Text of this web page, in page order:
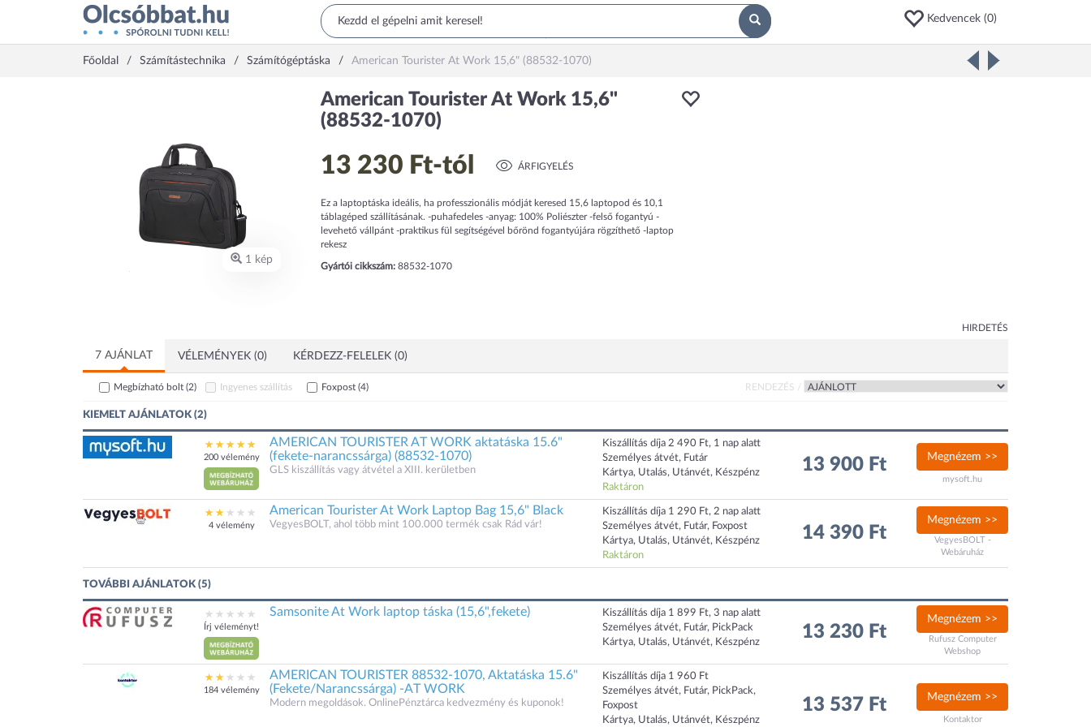
Kedvencek (0)
Főoldal Számítástechnika Számítógéptáska American Tourister At Work 15,6" (88532-1070)
1 kép
American Tourister At Work 15,6"
(88532-1070)
13 230 Ft-tól ÁRFIGYELÉS
Ez a laptoptáska ideális, ha professzionális módját keresed 15,6 laptopod és 10,1
táblagéped szállításának. -puhafedeles -anyag: 100% Poliészter -felső fogantyú -
levehető vállpánt -praktikus fül segítségével bőrönd fogantyújára rögzíthető -laptop
rekesz
Gyártói cikkszám:88532-1070
HIRDETÉS
7 AJÁNLAT VÉLEMÉNYEK (0) KÉRDEZZ-FELELEK (0)
Megbízható bolt (2) Ingyenes szállítás Foxpost (4) RENDEZÉS /
KIEMELT AJÁNLATOK (2)
200 vélemény
AMERICAN TOURISTER AT WORK aktatáska 15.6"
(fekete-narancssárga) (88532-1070)
GLS kiszállítás vagy átvétel a XIII. kerületben
Kiszállítás díja 2 490 Ft, 1 nap alatt
Személyes átvét, Futár
Kártya, Utalás, Utánvét, Készpénz
Raktáron
13 900 Ft Megnézem >>
mysoft.hu
4 vélemény
American Tourister At Work Laptop Bag 15,6" Black
VegyesBOLT, ahol több mint 100.000 termék csak Rád vár!
Kiszállítás díja 1 290 Ft, 2 nap alatt
Személyes átvét, Futár, Foxpost
Kártya, Utalás, Utánvét, Készpénz
Raktáron
14 390 Ft
Megnézem >>
VegyesBOLT -
Webáruház
TOVÁBBI AJÁNLATOK (5)
Írj véleményt!
Samsonite At Work laptop táska (15,6",fekete)
Kiszállítás díja 1 899 Ft, 3 nap alatt
Személyes átvét, Futár, PickPack
Kártya, Utalás, Utánvét, Készpénz
13 230 Ft
Megnézem >>
Rufusz Computer
Webshop
184 vélemény
AMERICAN TOURISTER 88532-1070, Aktatáska 15.6"
(Fekete/Narancssárga) -AT WORK
Modern megoldások. OnlinePénztárca kedvezmény és kuponok!
Kiszállítás díja 1 960 Ft
Személyes átvét, Futár, PickPack,
Foxpost
Kártya, Utalás, Utánvét, Készpénz
13 537 Ft Megnézem >>
Kontaktor